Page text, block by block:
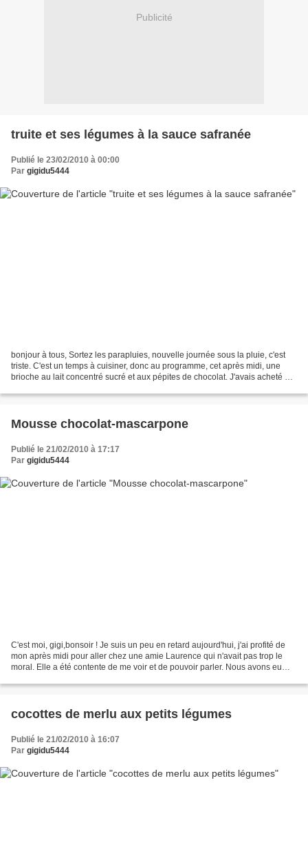
Publicité
truite et ses légumes à la sauce safranée
Publié le 23/02/2010 à 00:00
Par gigidu5444
bonjour à tous, Sortez les parapluies, nouvelle journée sous la pluie, c'est
triste. C'est un temps à cuisiner, donc au programme, cet après midi, une
brioche au lait concentré sucré et aux pépites de chocolat. J'avais acheté 2
Mousse chocolat-mascarpone
Publié le 21/02/2010 à 17:17
Par gigidu5444
C'est moi, gigi,bonsoir ! Je suis un peu en retard aujourd'hui, j'ai profité de
mon après midi pour aller chez une amie Laurence qui n'avait pas trop le
moral. Elle a été contente de me voir et de pouvoir parler. Nous avons eu
cocottes de merlu aux petits légumes
Publié le 21/02/2010 à 16:07
Par gigidu5444